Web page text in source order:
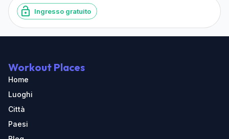
Ingresso gratuito
Workout Places
Home
Luoghi
Città
Paesi